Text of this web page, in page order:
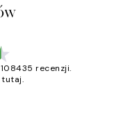
recenzji.
tutaj.